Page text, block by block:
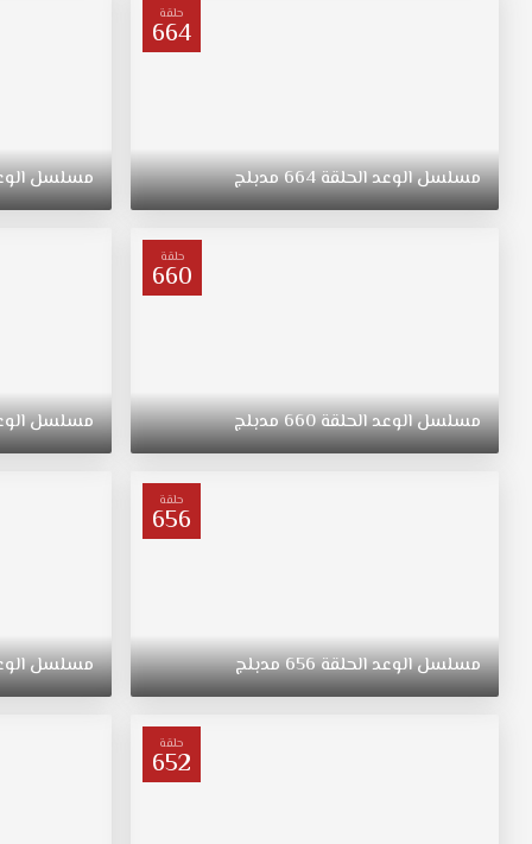
حلقة
664
مسلسلالوعدالحلقة664مدبلج مسلسل
حلقة
660
مسلسلالوعدالحلقة660مدبلج مسلسل
حلقة
656
مسلسلالوعدالحلقة656مدبلج مسلسل
حلقة
652